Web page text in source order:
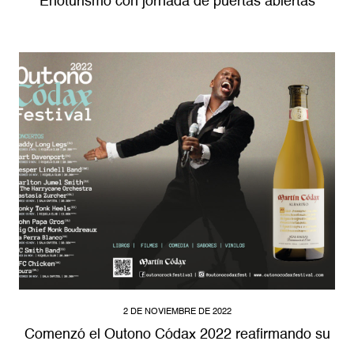
2 DE NOVIEMBRE DE 2022
Comenzó el Outono Códax 2022 reafirmando su